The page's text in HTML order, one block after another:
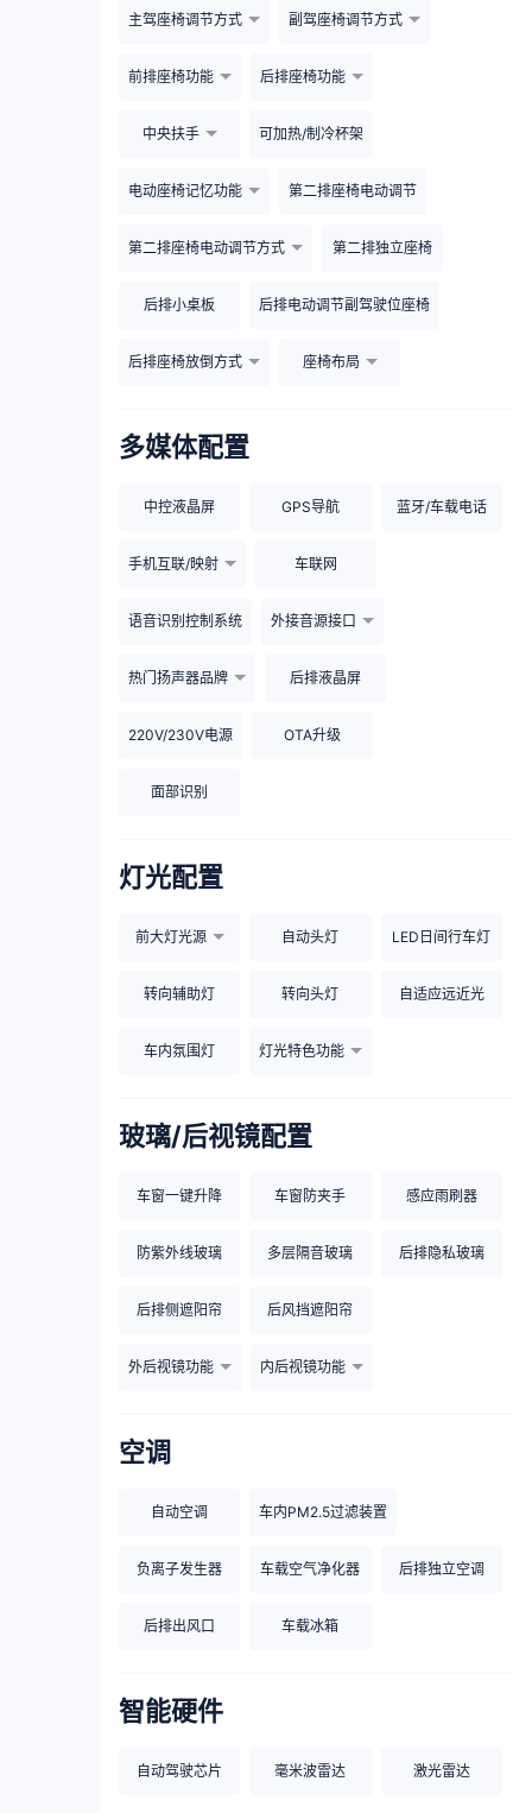
主驾座椅调节方式 副驾座椅调节方式
前排座椅功能 后排座椅功能
中央扶手 可加热/制冷杯架
电动座椅记忆功能 第二排座椅电动调节
第二排座椅电动调节方式 第二排独立座椅
后排小桌板 后排电动调节副驾驶位座椅
后排座椅放倒方式 座椅布局
多媒体配置
中控液晶屏 GPS导航 蓝牙/车载电话
手机互联/映射 车联网
语音识别控制系统 外接音源接口
热门扬声器品牌 后排液晶屏
220V/230V电源 OTA升级
面部识别
灯光配置
前大灯光源 自动头灯 LED日间行车灯
转向辅助灯 转向头灯 自适应远近光
车内氛围灯 灯光特色功能
玻璃/后视镜配置
车窗一键升降 车窗防夹手 感应雨刷器
防紫外线玻璃 多层隔音玻璃 后排隐私玻璃
后排侧遮阳帘 后风挡遮阳帘
外后视镜功能 内后视镜功能
空调
自动空调 车内PM2.5过滤装置
负离子发生器 车载空气净化器 后排独立空调
后排出风口 车载冰箱
智能硬件
自动驾驶芯片 毫米波雷达 激光雷达